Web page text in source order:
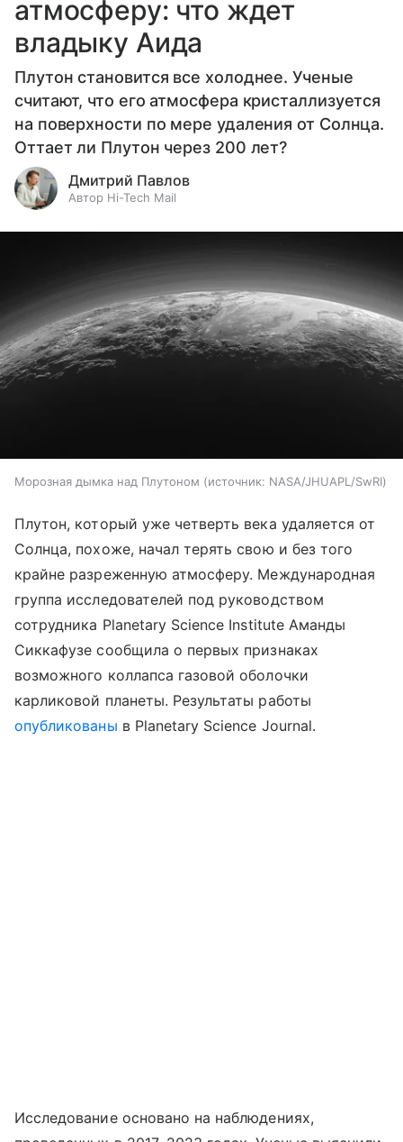
атмосферу: что ждет
владыку Аида
Плутон становится все холоднее. Ученые
считают, что его атмосфера кристаллизуется
на поверхности по мере удаления от Солнца.
Оттает ли Плутон через 200 лет?
Дмитрий Павлов
Автор Hi-Tech Mail
Морозная дымка над Плутоном источник: NASA/JHUAPL/SwRI
Плутон, который уже четверть века удаляется от
Солнца, похоже, начал терять свою и без того
крайне разреженную атмосферу. Международная
группа исследователей под руководством
сотрудника Planetary Science Institute Аманды
Сиккафузе сообщила о первых признаках
возможного коллапса газовой оболочки
карликовой планеты. Результаты работы
опубликованы в Planetary Science Journal.
Исследование основано на наблюдениях,